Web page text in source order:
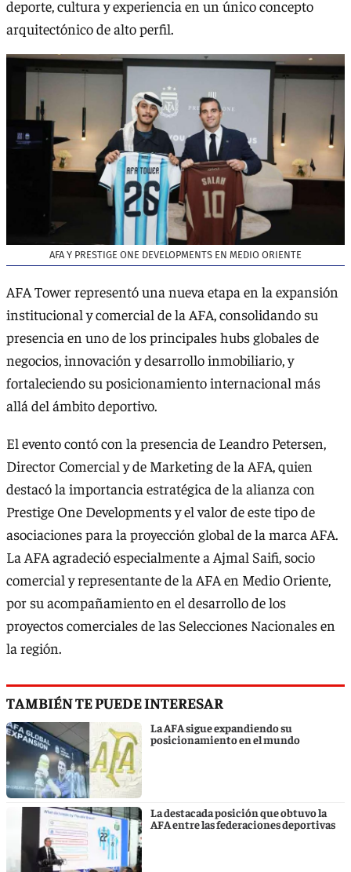
deporte, cultura y experiencia en un único concepto
arquitectónico de alto perfil.
AFA Y PRESTIGE ONE DEVELOPMENTS EN MEDIO ORIENTE
AFA Tower representó una nueva etapa en la expansión
institucional y comercial de la AFA, consolidando su
presencia en uno de los principales hubs globales de
negocios, innovación y desarrollo inmobiliario, y
fortaleciendo su posicionamiento internacional más
allá del ámbito deportivo.
El evento contó con la presencia de Leandro Petersen,
Director Comercial y de Marketing de la AFA, quien
destacó la importancia estratégica de la alianza con
Prestige One Developments y el valor de este tipo de
asociaciones para la proyección global de la marca AFA.
La AFA agradeció especialmente a Ajmal Saifi, socio
comercial y representante de la AFA en Medio Oriente,
por su acompañamiento en el desarrollo de los
proyectos comerciales de las Selecciones Nacionales en
la región.
TAMBIÉN TE PUEDE INTERESAR
La AFA sigue expandiendo su
posicionamiento en el mundo
La destacada posición que obtuvo la
AFA entre las federaciones deportivas